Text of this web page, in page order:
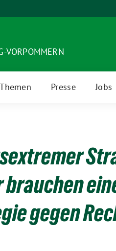
VORPOMMERN
Themen Presse Jobs
brauchen
gegen